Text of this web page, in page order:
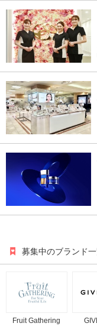
募集中のブランド
Fruit Gathering